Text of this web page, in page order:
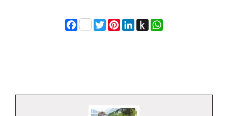
Facebook
Twitter
Pinterest
LinkedIn
Push
to
WhatsApp